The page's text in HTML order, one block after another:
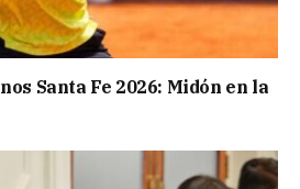
Santa Fe 2026: Midón en la